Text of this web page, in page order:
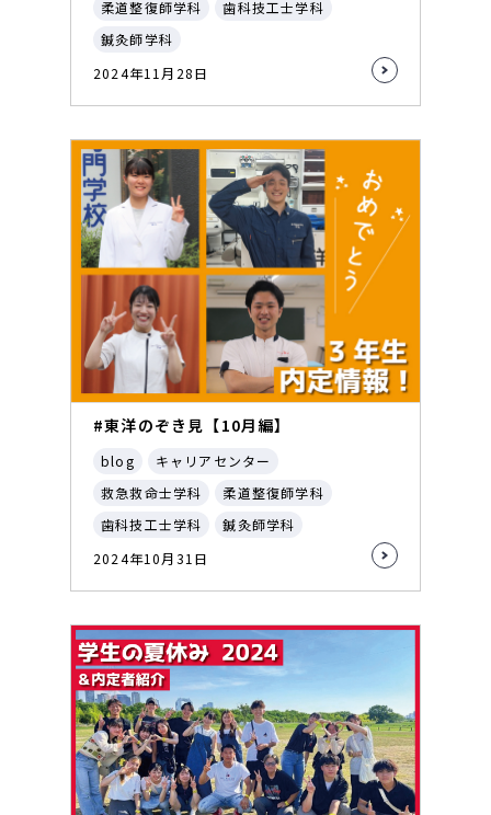
柔道整復師学科
歯科技工士学科
鍼灸師学科
2024年11月28日
#東洋のぞき見【10月編】
blog
キャリアセンター
救急救命士学科
柔道整復師学科
歯科技工士学科
鍼灸師学科
2024年10月31日